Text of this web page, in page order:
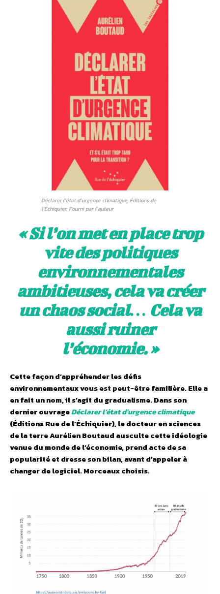
Déclarer l’état d’urgence climatique, Éditions de
l’Échiquier. Fourni par l’auteur
« Si l’on met en place trop
vite des politiques
environnementales
ambitieuses, cela va créer
un chaos social… Cela va
aussi ruiner
l’économie. »
Cette façon d’appréhender les défis
environnementaux vous est peut-être familière. Elle a
en fait un nom, il s’agit du gradualisme. Dans son
dernier ouvrageDéclarer l’état d’urgence climatique
(Éditions Rue de l’Échiquier), le docteur en sciences
de la terre Aurélien Boutaud ausculte cette idéologie
venue du monde de l’économie, prend acte de sa
popularité et dresse son bilan, avant d’appeler à
changer de logiciel. Morceaux choisis.